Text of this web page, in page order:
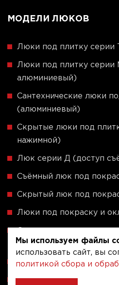
МОДЕЛИ ЛЮКОВ
Люки под плитку серии
Люки под плитку серии
алюминиевый)
Сантехнические люки
(алюминиевый)
Скрытые люки под
нажимной)
Люк серии Д (доступ
Съёмный люк под
Скрытый люк под
Люки под покраску и
(Купе)
Ревизионные люки
Напольные люки серии
Мы используем файлы
использовать сайт, вы
политикой сбора и